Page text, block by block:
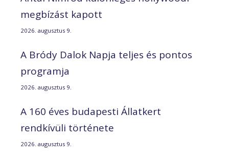
megbízást kapott
2026. augusztus 9.
A Bródy Dalok Napja teljes és pontos
programja
2026. augusztus 9.
A 160 éves budapesti Állatkert
rendkívüli története
2026. augusztus 9.